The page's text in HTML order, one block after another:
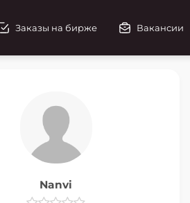
Заказы на бирже Вакансии
Nanvi